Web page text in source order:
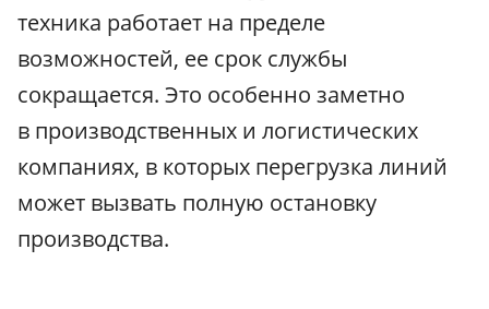
техника работает на пределе
возможностей, ее срок службы
сокращается. Это особенно заметно
в производственных и логистических
компаниях, в которых перегрузка линий
может вызвать полную остановку
производства.